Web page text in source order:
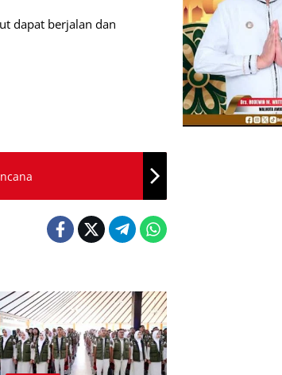
dapat berjalan dan